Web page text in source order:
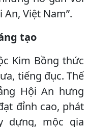
Việt Nam”.
tạo
Kim Bồng thức
tiếng đục. Thế
Hội An hưng
đỉnh cao, phát
dựng, mộc gia